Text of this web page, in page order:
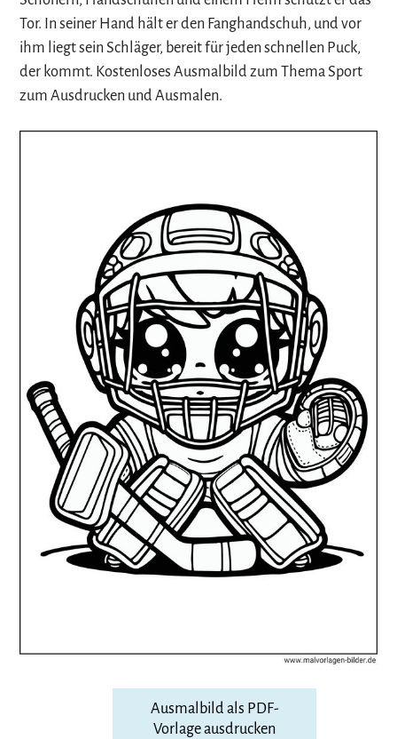
Tor. In seiner Hand hält er den Fanghandschuh, und vor
ihm liegt sein Schläger, bereit für jeden schnellen Puck,
der kommt. Kostenloses Ausmalbild zum Thema Sport
zum Ausdrucken und Ausmalen.
Ausmalbild als PDF-
Vorlage ausdrucken